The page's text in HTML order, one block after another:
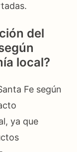
del
local?
Fe según
ya que